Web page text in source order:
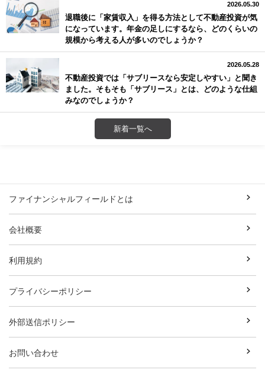
2026.05.30
退職後に「家賃収入」を得る方法として不動産投資が気
になっています。年金の足しにするなら、どのくらいの
規模から考える人が多いのでしょうか？
2026.05.28
不動産投資では「サブリースなら安定しやすい」と聞き
ました。そもそも「サブリース」とは、どのような仕組
みなのでしょうか？
新着一覧へ
ファイナンシャルフィールドとは
会社概要
利用規約
プライバシーポリシー
外部送信ポリシー
お問い合わせ